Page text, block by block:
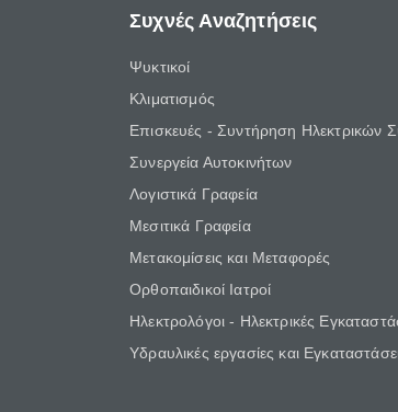
Συχνές Αναζητήσεις
Ψυκτικοί
Κλιματισμός
Επισκευές - Συντήρηση Ηλεκτρικών
Συνεργεία Αυτοκινήτων
Λογιστικά Γραφεία
Μεσιτικά Γραφεία
Μετακομίσεις και Μεταφορές
Ορθοπαιδικοί Ιατροί
Ηλεκτρολόγοι - Ηλεκτρικές
Υδραυλικές εργασίες και